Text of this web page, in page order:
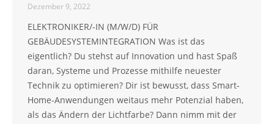
Dezember 9, 2022
ELEKTRONIKER/-IN (M/W/D) FÜR
GEBÄUDESYSTEMINTEGRATION Was ist das
eigentlich? Du stehst auf Innovation und hast Spaß
daran, Systeme und Prozesse mithilfe neuester
Technik zu optimieren? Dir ist bewusst, dass Smart-
Home-Anwendungen weitaus mehr Potenzial haben,
als das Ändern der Lichtfarbe? Dann nimm mit der